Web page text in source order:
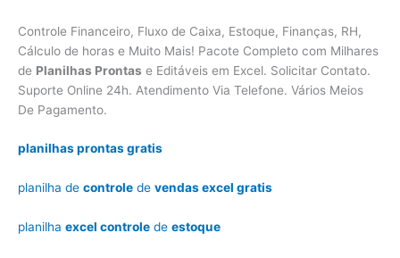
Controle Financeiro, Fluxo de Caixa, Estoque, Finanças, RH,
Cálculo de horas e Muito Mais! Pacote Completo com Milhares
de Planilhas Prontas e Editáveis em Excel. Solicitar Contato.
Suporte Online 24h. Atendimento Via Telefone. Vários Meios
De Pagamento.
planilhas prontas gratis
planilha de controle de vendas excel gratis
planilha excel controle de estoque